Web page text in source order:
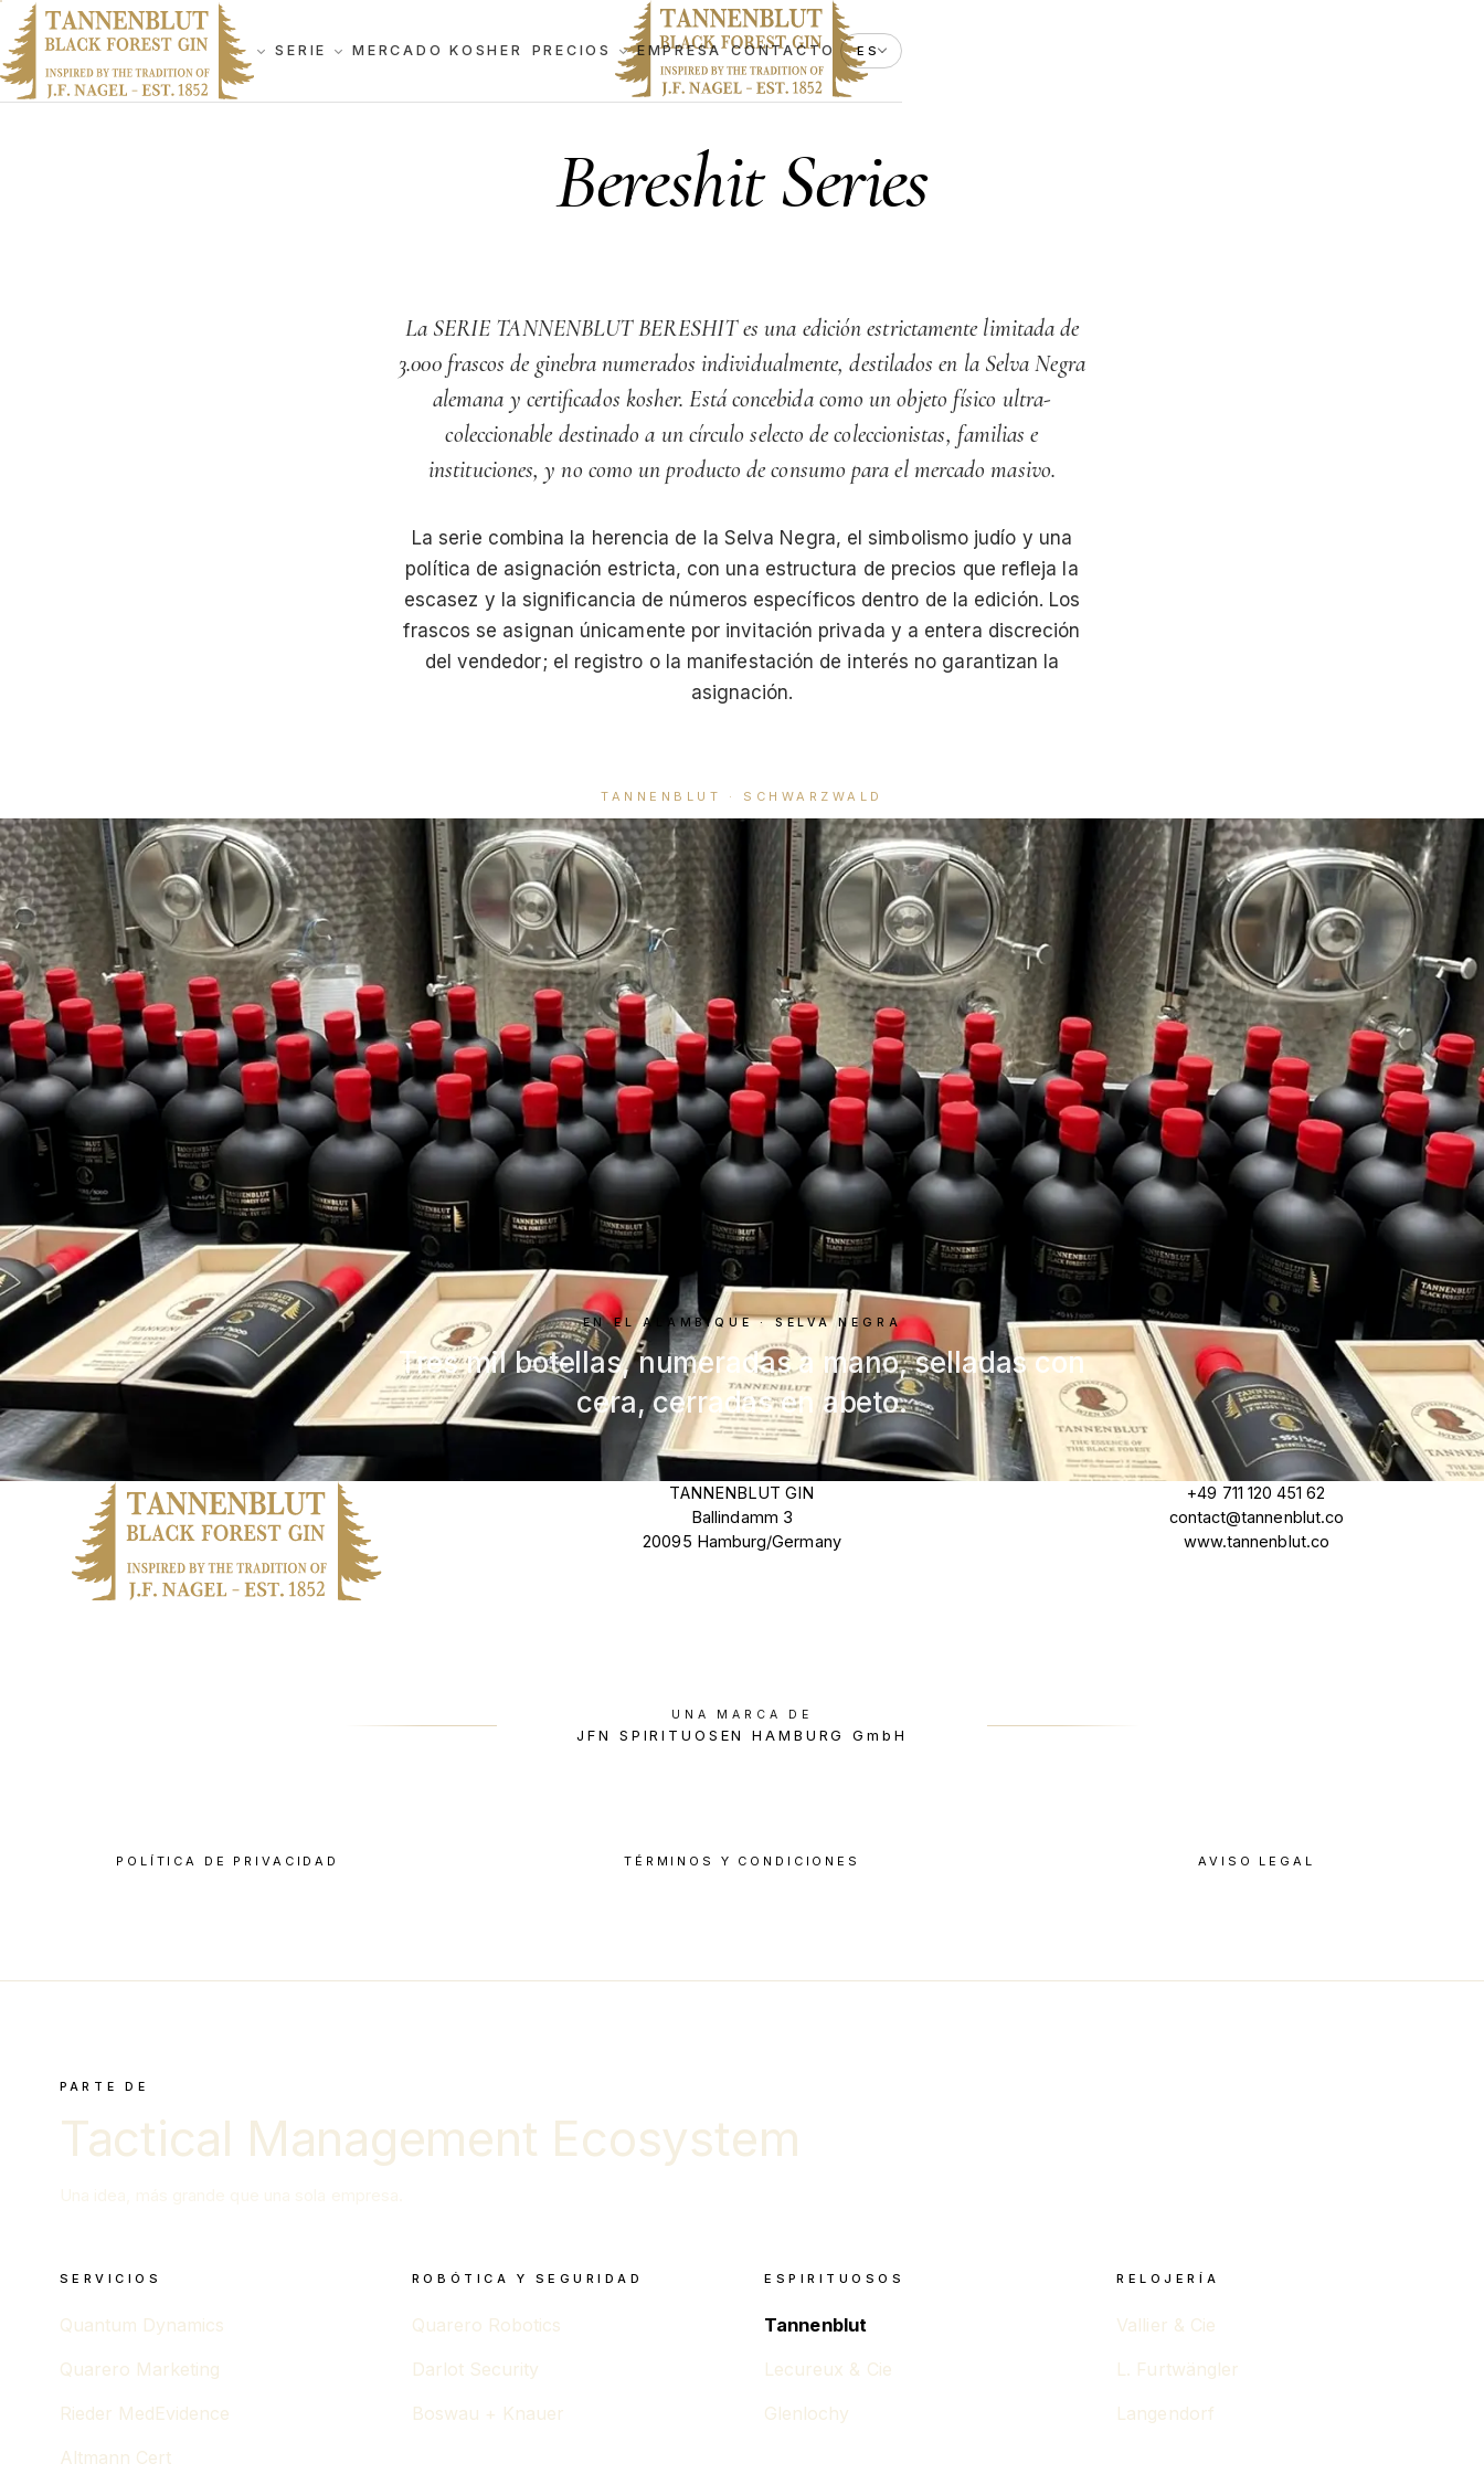
SERIE MERCADO KOSHER PRECIOS EMPRESA CONTACTO ES
Bereshit Series
La SERIE TANNENBLUT BERESHIT es una edición estrictamente limitada de
3.000 frascos de ginebra numerados individualmente, destilados en la Selva Negra
alemana y certificados kosher. Está concebida como un objeto físico ultra-
coleccionable destinado a un círculo selecto de coleccionistas, familias e
instituciones, y no como un producto de consumo para el mercado masivo.
La serie combina la herencia de la Selva Negra, el simbolismo judío y una
política de asignación estricta, con una estructura de precios que refleja la
escasez y la significancia de números específicos dentro de la edición. Los
frascos se asignan únicamente por invitación privada y a entera discreción
del vendedor; el registro o la manifestación de interés no garantizan la
asignación.
TANNENBLUT · SCHWARZWALD
EN EL ALAMBIQUE · SELVA NEGRA
Tres mil botellas, numeradas a mano, selladas con
cera, cerradas en abeto.
TANNENBLUT GIN
Ballindamm 3
20095 Hamburg/Germany
+49 711 120 451 62
contact@tannenblut.co
www.tannenblut.co
UNA MARCA DE
JFN SPIRITUOSEN HAMBURG GmbH
POLÍTICA DE PRIVACIDAD TÉRMINOS Y CONDICIONES AVISO LEGAL
PARTE DE
Tactical Management Ecosystem
SERVICIOS
Quantum Dynamics
Quarero Marketing
Rieder MedEvidence
Altmann Cert
ROBÓTICA Y SEGURIDAD
Quarero Robotics
Darlot Security
Boswau + Knauer
ESPIRITUOSOS
Tannenblut
Lecureux & Cie
Glenlochy
RELOJERÍA
Vallier & Cie
L. Furtwängler
Langendorf